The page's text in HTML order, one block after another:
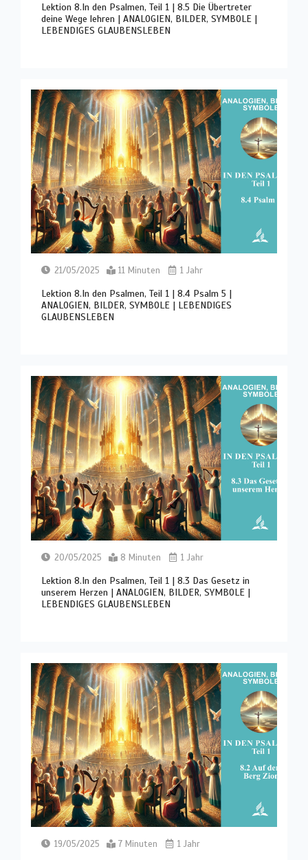
Lektion 8.In den Psalmen, Teil 1 | 8.5 Die Übertreter
deine Wege lehren | ANALOGIEN, BILDER, SYMBOLE |
LEBENDIGES GLAUBENSLEBEN
21/05/2025 11 Minuten 1 Jahr
Lektion 8.In den Psalmen, Teil 1 | 8.4 Psalm 5 |
ANALOGIEN, BILDER, SYMBOLE | LEBENDIGES
GLAUBENSLEBEN
20/05/2025 8 Minuten 1 Jahr
Lektion 8.In den Psalmen, Teil 1 | 8.3 Das Gesetz in
unserem Herzen | ANALOGIEN, BILDER, SYMBOLE |
LEBENDIGES GLAUBENSLEBEN
19/05/2025 7 Minuten 1 Jahr